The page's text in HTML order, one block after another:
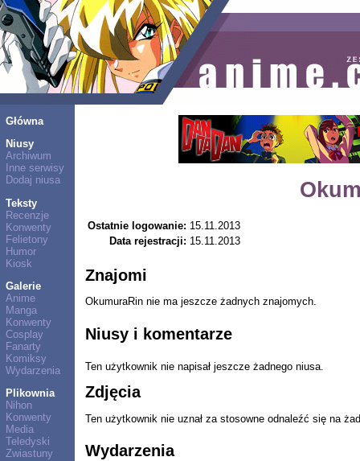
Główna
Niusy
Archiwum
Inne serwisy
Dodaj niusa
Teksty
Recenzje
Konwenty
Felietony
Humor
Kiosk
Galerie
Anime
Manga
Konwenty
Cosplay
Fanarty
Komiksy
Wydarzenia
Plikownia
Nihon
Konwenty
Media
Teledyski
Zwiastuny
Ostatnie logowanie: 15.11.2013
Data rejestracji: 15.11.2013
Znajomi
OkumuraRin nie ma jeszcze żadnych znajomych.
Niusy i komentarze
Ten użytkownik nie napisał jeszcze żadnego niusa.
Zdjęcia
Ten użytkownik nie uznał za stosowne odnaleźć się na
Wydarzenia